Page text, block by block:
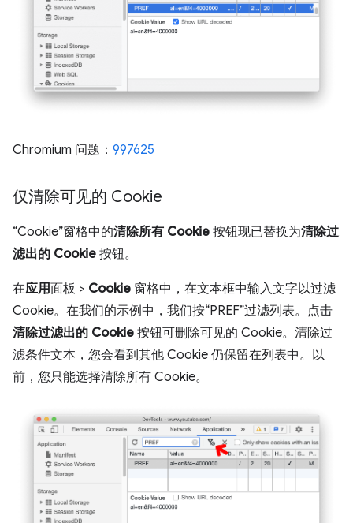
Chromium 问题： 997625
仅清除可见的 Cookie
“Cookie”窗格中的清除所有 Cookie 按钮现已替换为清除过
滤出的 Cookie 按钮。
在应用面板 > Cookie 窗格中，在文本框中输入文字以过滤
Cookie。在我们的示例中，我们按“PREF”过滤列表。点击
清除过滤出的 Cookie 按钮可删除可见的 Cookie。清除过
滤条件文本，您会看到其他 Cookie 仍保留在列表中。以
前，您只能选择清除所有 Cookie。